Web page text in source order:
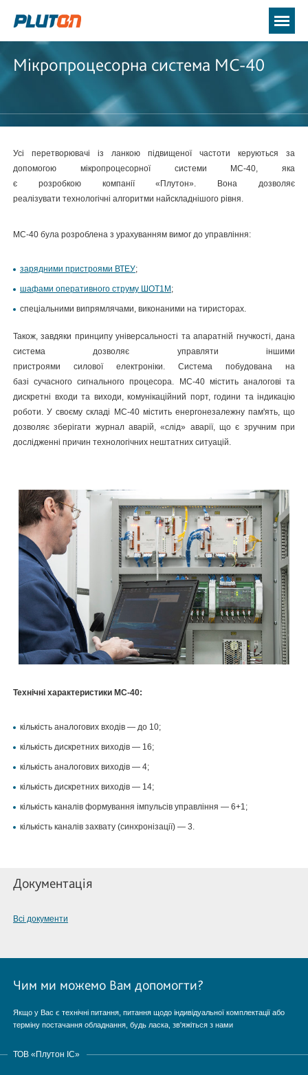
Мікропроцесорна система МС-40
Усі перетворювачі із ланкою підвищеної частоти керуються за
допомогою мікропроцесорної системи МС-40, яка
є розробкою компанії «Плутон». Вона дозволяє
реалізувати технологічні алгоритми найскладнішого рівня.
МС-40 була розроблена з урахуванням вимог до управління:
зарядними пристроями ВТЕУ;
шафами оперативного струму ШОТ1М ;
спеціальними випрямлячами, виконаними на тиристорах.
Також, завдяки принципу універсальності та апаратній гнучкості, дана
система дозволяє управляти іншими
пристроями силової електроніки. Система побудована на
базі сучасного сигнального процесора. МС-40 містить аналогові та
дискретні входи та виходи, комунікаційний порт, години та індикацію
роботи. У своєму складі МС-40 містить енергонезалежну пам'ять, що
дозволяє зберігати журнал аварій, «слід» аварії, що є зручним при
дослідженні причин технологічних нештатних ситуацій.
Технічні характеристики МС-40:
кількість аналогових входів — до 10;
кількість дискретних виходів — 16;
кількість аналогових виходів — 4;
кількість дискретних виходів — 14;
кількість каналів формування імпульсів управління — 6+1;
кількість каналів захвату (синхронізації) — 3.
Документація
Всі документи
Чим ми можемо Вам допомогти?
Якщо у Вас є технічні питання, питання щодо індивідуальної комплектації або
терміну постачання обладнання, будь ласка, зв'яжіться з нами
ТОВ «Плутон IC»